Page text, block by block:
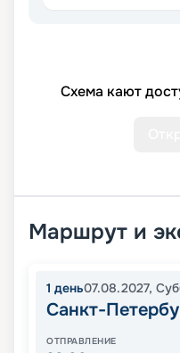
Схема кают
Маршрут и
1 день07.08.2027,
Санкт-
ОТПРАВЛЕНИЕ